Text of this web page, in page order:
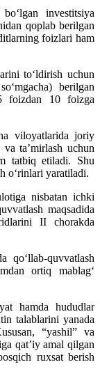
investitsiya
qoplab berilgan
foizlari ham
to‘ldirish uchun
berilgan
foizdan 10 foizga
viloyatlarida joriy
ta’mirlash uchun
tatbiq etiladi. Shu
o‘rinlari yaratiladi.
nisbatan ichki
maqsadida
II chorakda
qo‘llab-quvvatlash
ortiq mablag‘
hamda hududlar
talablarini yanada
“yashil” va
qat’iy amal qilgan
ruxsat berish